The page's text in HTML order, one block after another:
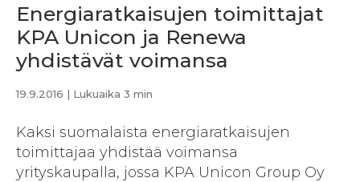
Energiaratkaisujen toimittajat
KPA Unicon ja Renewa
yhdistävät voimansa
19.9.2016 | Lukuaika 3 min
Kaksi suomalaista energiaratkaisujen
toimittajaa yhdistää voimansa
yrityskaupalla, jossa KPA Unicon Group Oy